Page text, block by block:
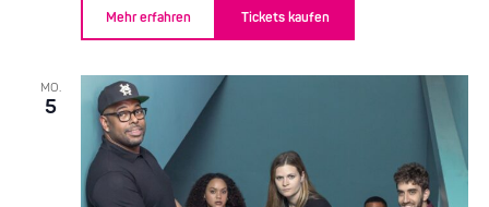
Mehr erfahren Tickets kaufen
MO.
5